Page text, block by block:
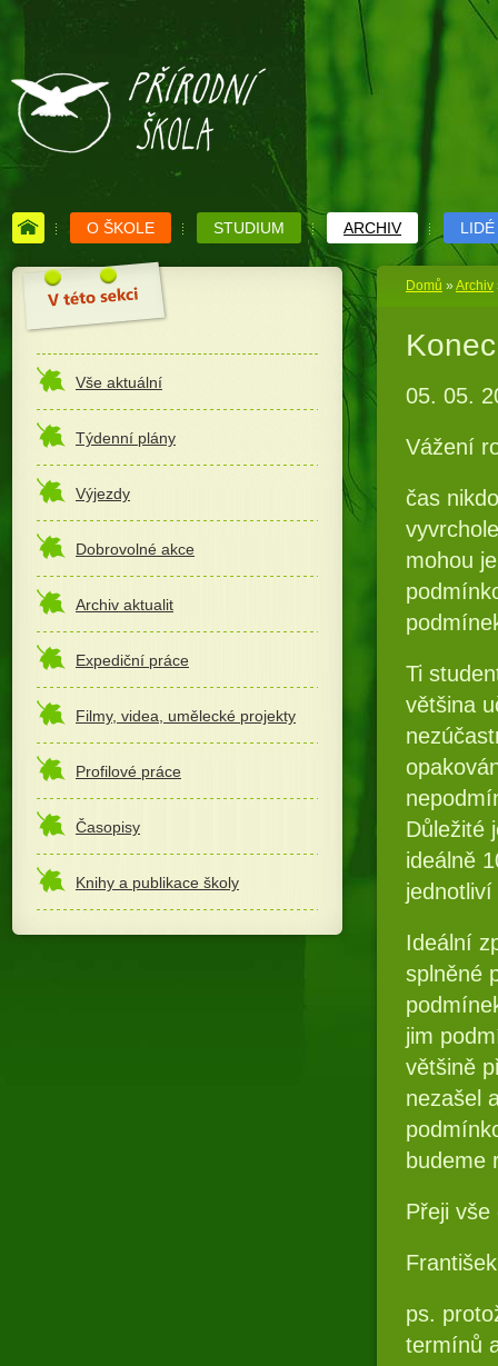
O ŠKOLE STUDIUM ARCHIV LIDÉ
Vše aktuální
Týdenní plány
Výjezdy
Dobrovolné akce
Archiv aktualit
Expediční práce
Filmy, videa, umělecké projekty
Profilové práce
Časopisy
Knihy a publikace školy
Domů » Archiv
05. 05.
Vážení
čas
mohou
Ti
většina
Důležité
ideálně
Ideální
splněné
jim
většině
nezašel
budeme
Přeji
ps.
termínů